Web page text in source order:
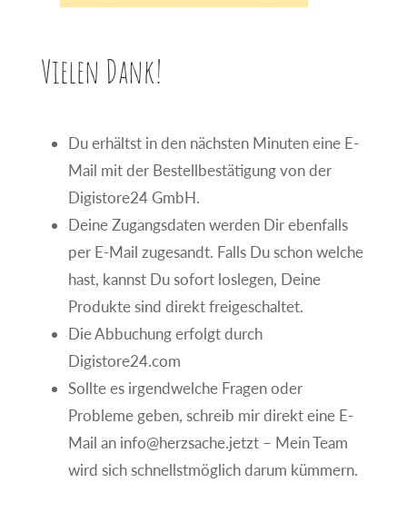
Vielen Dank!
Du erhältst in den nächsten Minuten eine E-
Mail mit der Bestellbestätigung von der
Digistore24 GmbH.
Deine Zugangsdaten werden Dir ebenfalls
per E-Mail zugesandt. Falls Du schon welche
hast, kannst Du sofort loslegen, Deine
Produkte sind direkt freigeschaltet.
Die Abbuchung erfolgt durch
Digistore24.com
Sollte es irgendwelche Fragen oder
Probleme geben, schreib mir direkt eine E-
Mail an info@herzsache.jetzt – Mein Team
wird sich schnellstmöglich darum kümmern.